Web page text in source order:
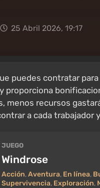
25 Abril 2026, 19:17
puedes contratar
menos recursos
a cada trabajador
JUEGO
Windrose
Acción,Aventura, En línea,
Supervivencia, Exploración,